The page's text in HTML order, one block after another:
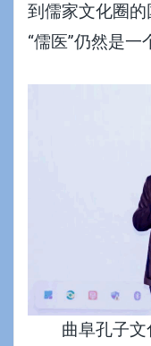
到儒家文化圈的
“儒医”仍然是一
曲阜孔子文